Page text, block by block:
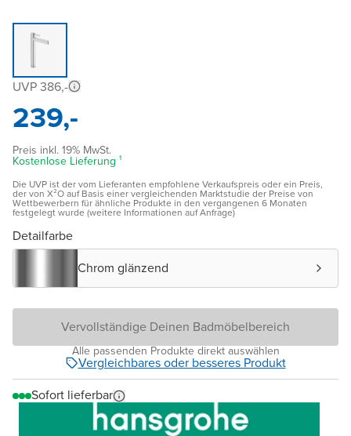
UVP 386,-
239,-
Preis inkl. 19% MwSt.
Kostenlose Lieferung ¹
Die UVP ist der vom Lieferanten empfohlene Verkaufspreis oder ein Preis,
der von X²O auf Basis einer vergleichenden Marktstudie der Preise von
Wettbewerbern für ähnliche Produkte in den vergangenen 6 Monaten
festgelegt wurde (weitere Informationen auf Anfrage)
Detailfarbe
Chrom glänzend
Vervollständige Deinen Badmöbelbereich
Alle passenden Produkte direkt auswählen
Vergleichbares oder besseres Produkt
Sofort lieferbar